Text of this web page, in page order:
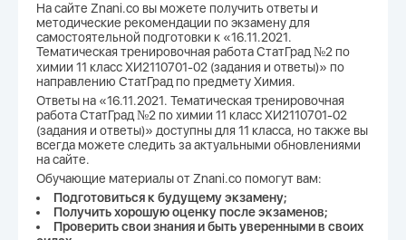
На сайте Znani.co вы можете получить ответы и
методические рекомендации по экзамену для
самостоятельной подготовки к «16.11.2021.
Тематическая тренировочная работа СтатГрад №2 по
химии 11 класс ХИ2110701-02 (задания и ответы)» по
направлению СтатГрад по предмету Химия.
Ответы на «16.11.2021. Тематическая тренировочная
работа СтатГрад №2 по химии 11 класс ХИ2110701-02
(задания и ответы)» доступны для 11 класса, но также вы
всегда можете следить за актуальными обновлениями
на сайте.
Обучающие материалы от Znani.co помогут вам:
Подготовиться к будущему экзамену;
Получить хорошую оценку после экзаменов;
Проверить свои знания и быть уверенными в своих